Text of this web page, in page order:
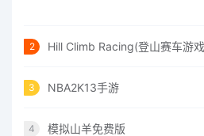
2 Hill Climb Racing(登山赛车游
3 NBA2K13手游
4 模拟山羊免费版